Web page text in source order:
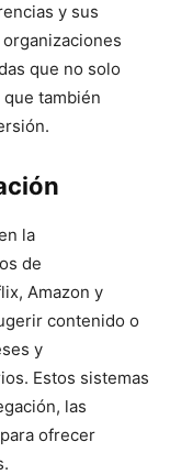
y sus
que no solo
también
la
de
Amazon y
contenido o
y
Estos sistemas
las
ofrecer